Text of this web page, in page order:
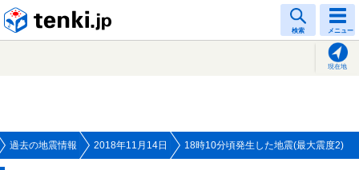
検索 メニュー
現在地
過去の地震情報 2018年11月14日 18時10分頃発生した地震(最大震度2)